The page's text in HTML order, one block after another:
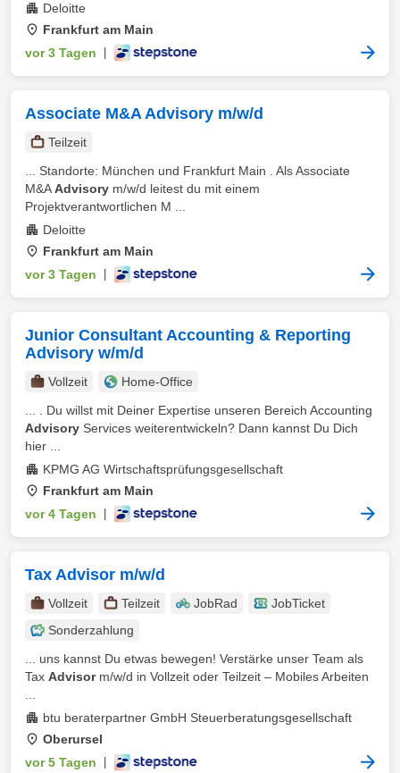
Deloitte
Frankfurt am Main
vor 3 Tagen
Associate M&A Advisory m/w/d
Teilzeit
... Standorte: München und Frankfurt Main . Als Associate
M&AAdvisory m/w/d leitest du mit einem
Projektverantwortlichen M ...
Deloitte
Frankfurt am Main
vor 3 Tagen
Junior Consultant Accounting & Reporting
Advisory w/m/d
Vollzeit
Home-Office
... . Du willst mit Deiner Expertise unseren Bereich Accounting
Advisory Services weiterentwickeln? Dann kannst Du Dich
hier ...
KPMG AG Wirtschaftsprüfungsgesellschaft
Frankfurt am Main
vor 4 Tagen
Tax Advisor m/w/d
Vollzeit Teilzeit JobRad
JobTicket
Sonderzahlung
... uns kannst Du etwas bewegen! Verstärke unser Team als
Tax Advisorm/w/d in Vollzeit oder Teilzeit – Mobiles Arbeiten
btu beraterpartner GmbH Steuerberatungsgesellschaft
Oberursel
vor 5 Tagen